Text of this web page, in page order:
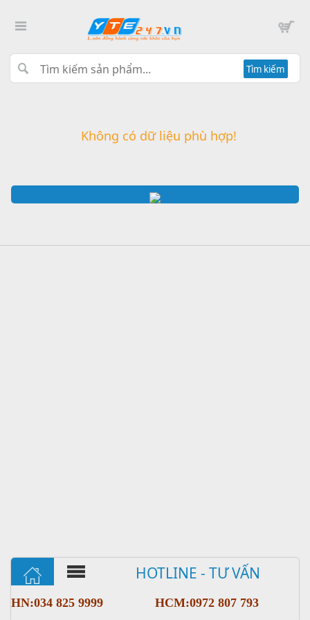
Tìm kiếm
HOTLINE - TƯ VẤN
HN:034 825 9999 HCM:0972 807 793
Không có dữ liệu phù hợp!